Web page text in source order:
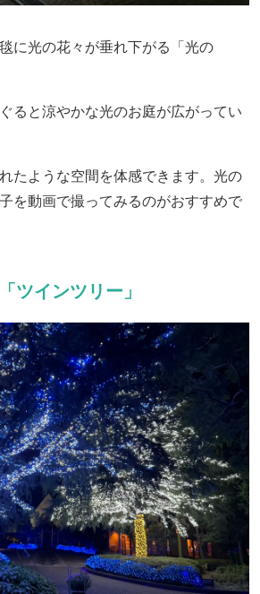
に光の花々が垂れ下がる「光の
ると涼やかな光のお庭が広がってい
たような空間を体感できます。光の
を動画で撮ってみるのがおすすめで
インツリー」